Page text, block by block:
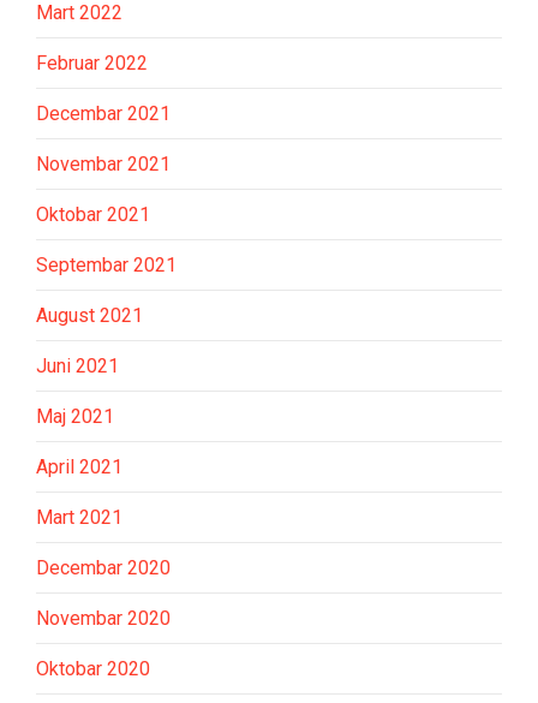
Mart 2022
Februar 2022
Decembar 2021
Novembar 2021
Oktobar 2021
Septembar 2021
August 2021
Juni 2021
Maj 2021
April 2021
Mart 2021
Decembar 2020
Novembar 2020
Oktobar 2020